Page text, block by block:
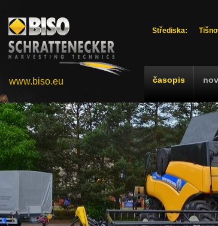
Střediska:
časopis
www.biso.eu